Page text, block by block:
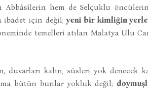
Abbâsîlerin hem de Selçuklu
ibadet için değil;yeni bir kimliğin
temelleri atılan Malatya Ulu
duvarları kalın, süsleri yok denecek
bütün bunlar yokluk değil;